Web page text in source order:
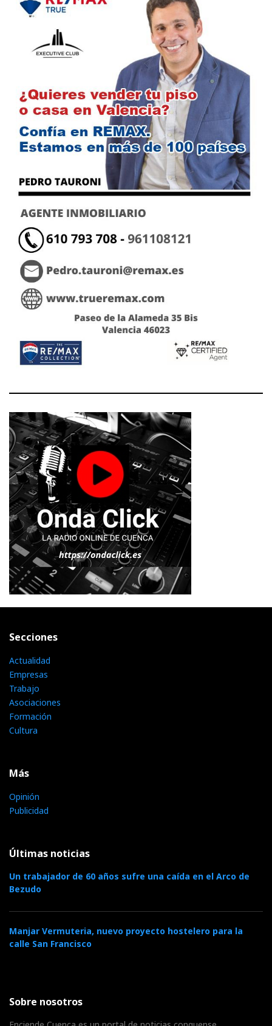
Secciones
Actualidad
Empresas
Trabajo
Asociaciones
Formación
Cultura
Más
Opinión
Publicidad
Últimas noticias
Un trabajador de 60 años sufre una caída en el Arco de
Bezudo
Manjar Vermuteria, nuevo proyecto hostelero para la
calle San Francisco
Sobre nosotros